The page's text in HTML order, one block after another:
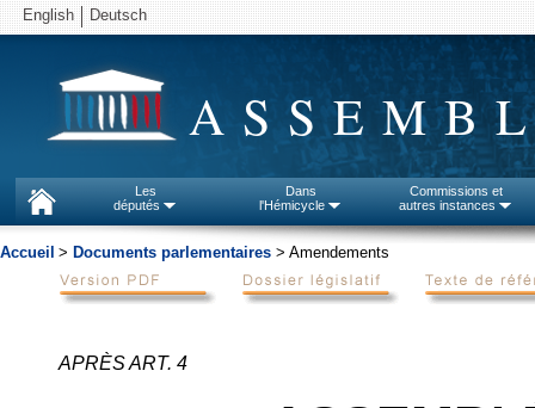
English Deutsch
Les
députés
Dans
l'Hémicycle
Commissions et
autres instances
Accueil > Documents parlementaires > Amendements
APRÈS ART. 4